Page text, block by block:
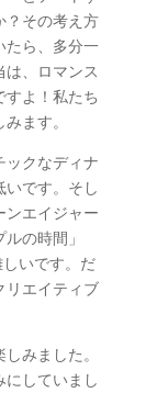
？その考え方
たら、多分一
は、ロマンス
よ！私たち
ます。
ックなディナ
です。そし
ンエイジャー
の時間」
いです。だ
リエイティブ
みました。
していまし